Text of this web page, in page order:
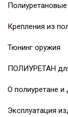
Крепления из
Тюнинг оружия
ПОЛИУРЕТАН
О полиуретане и
Эксплуатация